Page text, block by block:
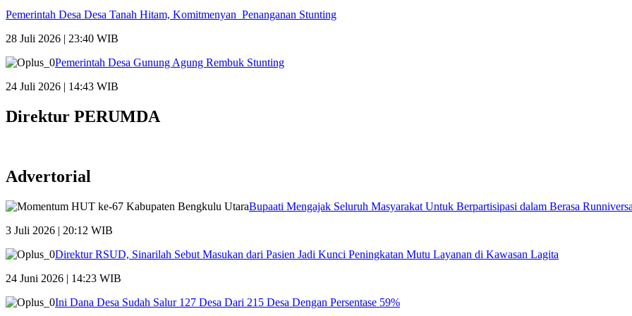
Pemerintah Desa Desa Tanah Hitam, Komitmenyan Penanganan Stunting
28 Juli 2026 | 23:40 WIB
Pemerintah Desa Gunung Agung Rembuk Stunting
24 Juli 2026 | 14:43 WIB
Direktur PERUMDA
Advertorial
Bupaati Mengajak Seluruh Masyarakat Untuk Berpartisipasi dalam Berasa
3 Juli 2026 | 20:12 WIB
Direktur RSUD, Sinarilah Sebut Masukan dari Pasien Jadi Kunci Peningkatan Mutu Layanan di Kawasan Lagita
24 Juni 2026 | 14:23 WIB
Ini Dana Desa Sudah Salur 127 Desa Dari 215 Desa Dengan Persentase 59%